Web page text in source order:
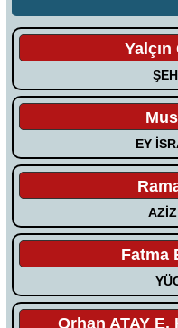
Yalçın
EY
Fatma
Orhan ATAY E.